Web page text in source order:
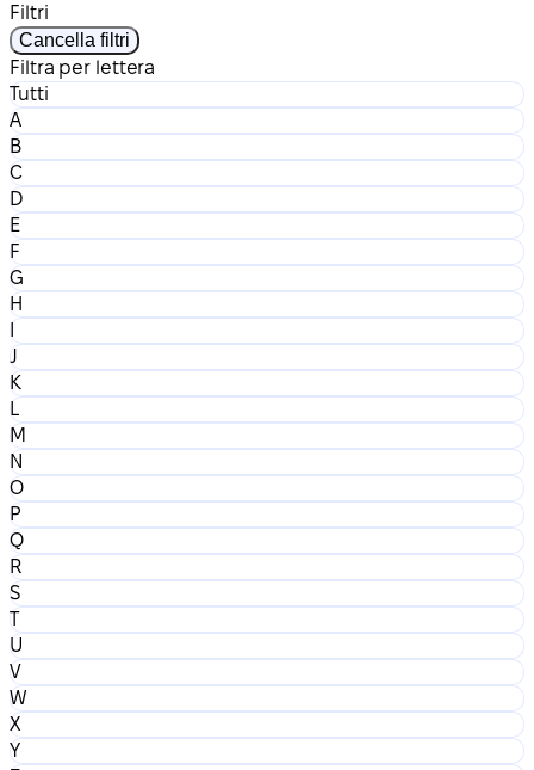
Filtri
Cancella filtri
Filtra per lettera
Tutti
A
B
C
D
E
F
G
H
I
J
K
L
M
N
O
P
Q
R
S
T
U
V
W
X
Y